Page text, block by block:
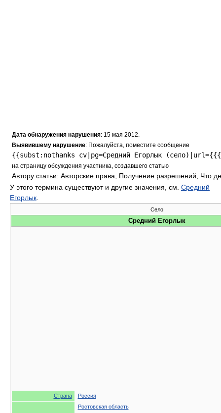
Дата обнаружения нарушения: 15 мая 2012.
Выявившему нарушение: Пожалуйста, поместите сообщение
{{subst:nothanks cv|pg=Средний Егорлык
на страницу обсуждения участника, создавшего статью
Автору статьи: Авторские права, Получение разрешений, Что
У этого термина существуют и другие значения, см. Средний
Егорлык
Село
Средний Егорлык
Страна Россия
Ростовская область